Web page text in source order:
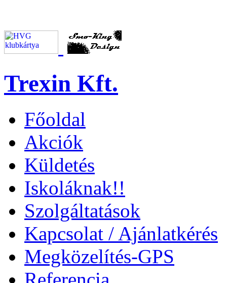
Trexin Kft.
Főoldal
Akciók
Küldetés
Iskoláknak!!
Szolgáltatások
Kapcsolat / Ajánlatkérés
Megközelítés-GPS